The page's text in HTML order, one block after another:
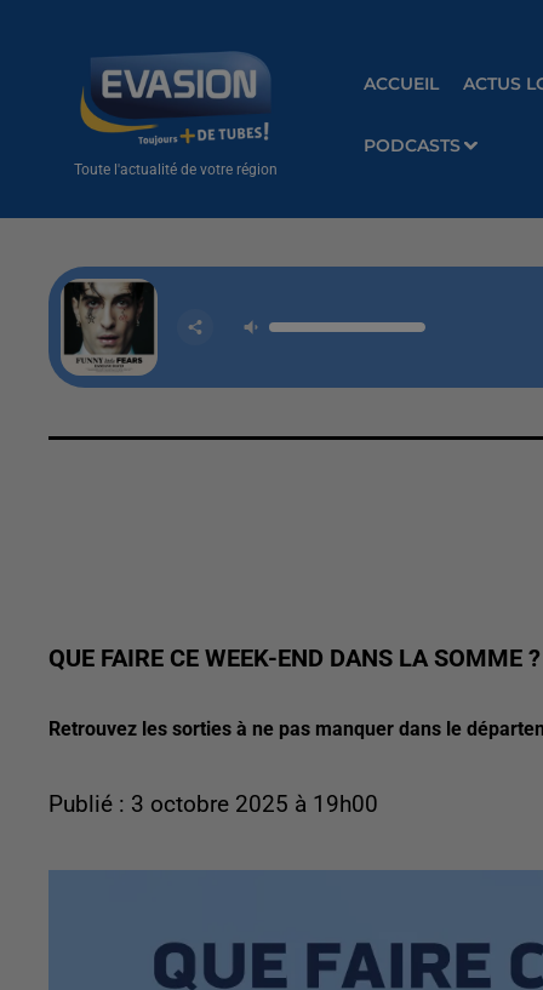
Toute l'actualité de votre région
ACCUEIL ACTUS
PODCASTS
QUE FAIRE CE WEEK-END DANS LA SOMME ?
Retrouvez les sorties à ne pas manquer dans le
Publié : 3 octobre 2025 à 19h00